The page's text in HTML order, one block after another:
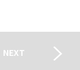
NEXT